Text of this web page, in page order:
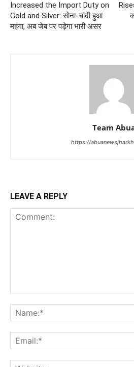
Increased the Import Duty on
Gold and Silver: सोना-चांदी हुआ
महंगा, अब जेब पर पड़ेगा भारी असर
Team
https://
LEAVE A REPLY